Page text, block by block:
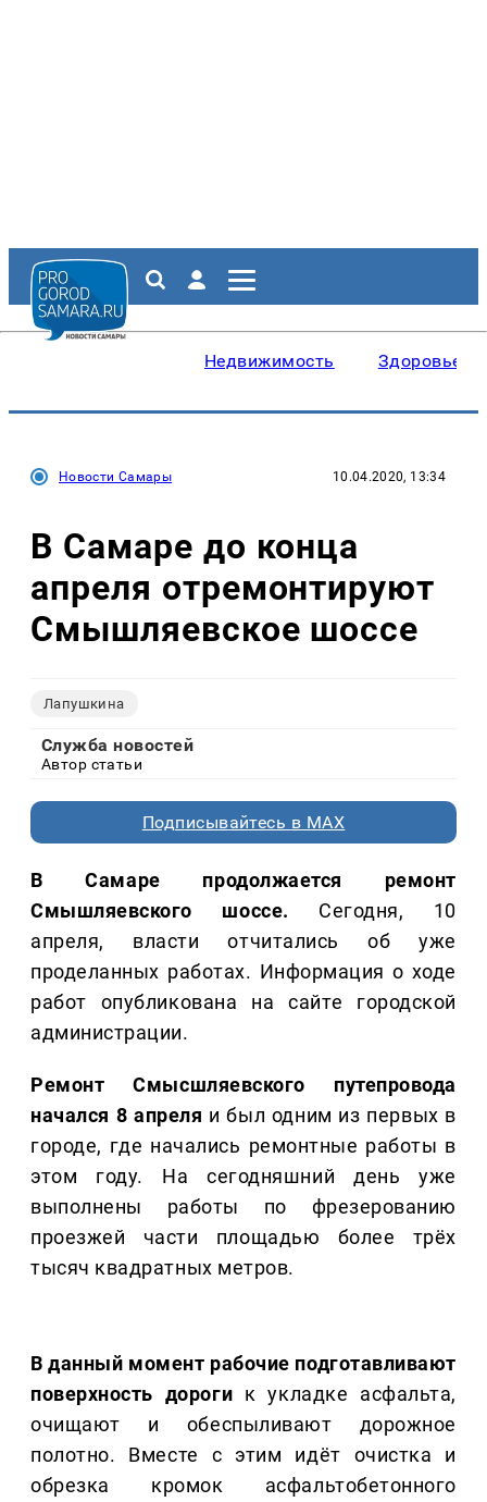
Недвижимость Здоровье
Новости Самары 10.04.2020, 13:34
В Самаре до конца
апреля отремонтируют
Смышляевское шоссе
Лапушкина
Служба новостей
Автор статьи
Подписывайтесь в MAX
В Самаре продолжается ремонт
Смышляевского шоссе. Сегодня, 10
апреля, власти отчитались об уже
проделанных работах. Информация о ходе
работ опубликована на сайте городской
администрации.
Ремонт Смысшляевского путепровода
начался 8 апреля и был одним из первых в
городе, где начались ремонтные работы в
этом году. На сегодняшний день уже
выполнены работы по фрезерованию
проезжей части площадью более трёх
тысяч квадратных метров.
В данный момент рабочие подготавливают
поверхность дороги к укладке асфальта,
очищают и обеспыливают дорожное
полотно. Вместе с этим идёт очистка и
обрезка кромок асфальтобетонного